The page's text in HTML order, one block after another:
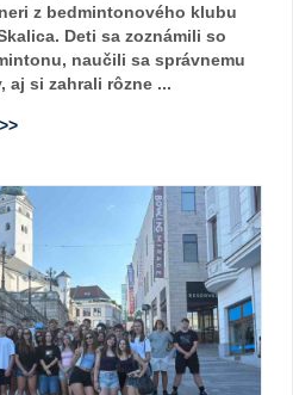
z bedmintonového klubu
Deti sa zoznámili so
naučili sa správnemu
aj si zahrali rôzne ...